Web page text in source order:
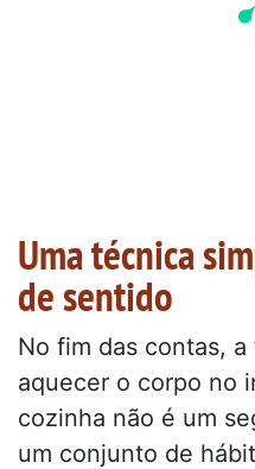
Uma técnica
de sentido
No fim das contas,
aquecer o corpo no
cozinha não é um
um conjunto de